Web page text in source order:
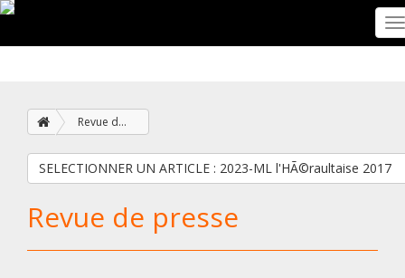
Revue de presse
SELECTIONNER UN ARTICLE : 2023-ML l'HÃ©raultaise 2017
Revue de presse